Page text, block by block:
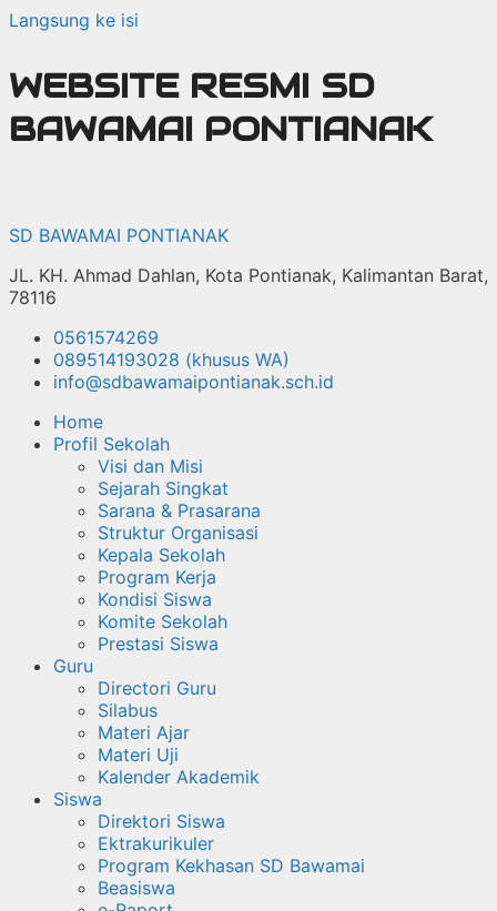
Langsung ke isi
WEBSITE RESMI SD
BAWAMAI PONTIANAK
SD BAWAMAI PONTIANAK
JL. KH. Ahmad Dahlan, Kota Pontianak, Kalimantan Barat,
78116
0561574269
089514193028 (khusus WA)
info@sdbawamaipontianak.sch.id
Home
Profil Sekolah
Visi dan Misi
Sejarah Singkat
Sarana & Prasarana
Struktur Organisasi
Kepala Sekolah
Program Kerja
Kondisi Siswa
Komite Sekolah
Prestasi Siswa
Guru
Directori Guru
Silabus
Materi Ajar
Materi Uji
Kalender Akademik
Siswa
Direktori Siswa
Ektrakurikuler
Program Kekhasan SD Bawamai
Beasiswa